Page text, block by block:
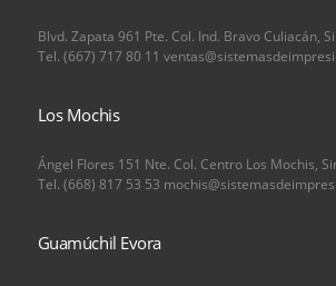
Blvd. Zapata 961 Pte. Col. Ind. Bravo Culiacán,
Tel. (667) 717 80 11
Los Mochis
Ángel Flores 151 Nte. Col. Centro Los Mochis,
Tel. (668) 817 53 53
Guamúchil Evora